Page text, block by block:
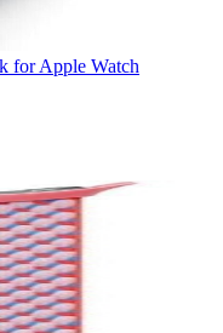
for Apple Watch